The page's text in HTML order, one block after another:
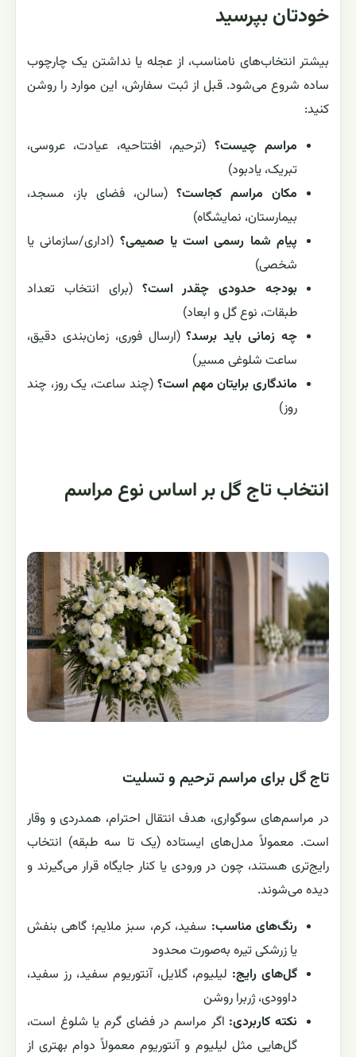
خودتان بپرسید
بیشتر انتخاب‌های نامناسب، از عجله یا نداشتن یک چارچوب
ساده شروع می‌شود. قبل از ثبت سفارش، این موارد را روشن
کنید:
مراسم چیست؟ (ترحیم، افتتاحیه، عیادت، عروسی،
تبریک، یادبود)
مکان مراسم کجاست؟(سالن، فضای باز، مسجد،
بیمارستان، نمایشگاه)
پیام شما رسمی است یا صمیمی؟ (اداری/سازمانی یا
شخصی)
بودجه حدودی چقدر است؟ (برای انتخاب تعداد
طبقات، نوع گل و ابعاد)
چه زمانی باید برسد؟(ارسال فوری، زمان‌بندی دقیق،
ساعت شلوغی مسیر)
ماندگاری برایتان مهم است؟ (چند ساعت، یک روز، چند
روز)
انتخاب تاج گل بر اساس نوع مراسم
تاج گل برای مراسم ترحیم و تسلیت
در مراسم‌های سوگواری، هدف انتقال احترام، همدردی و وقار
است. معمولاً مدل‌های ایستاده (یک تا سه طبقه) انتخاب
رایج‌تری هستند، چون در ورودی یا کنار جایگاه قرار می‌گیرند و
دیده می‌شوند.
رنگ‌های مناسب: سفید، کرم، سبز ملایم؛ گاهی بنفش
یا زرشکی تیره به‌صورت محدود
گل‌های رایج: لیلیوم، گلایل، آنتوریوم سفید، رز سفید،
داوودی، ژربرا روشن
نکته کاربردی: اگر مراسم در فضای گرم یا شلوغ است،
گل‌هایی مثل لیلیوم و آنتوریوم معمولاً دوام بهتری از